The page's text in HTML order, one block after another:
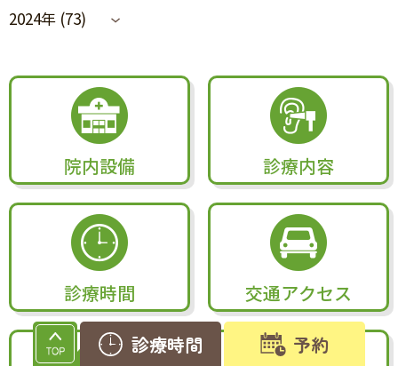
予約
診療時間
2024年 (73)
院内設備 診療内容
診療時間 交通アクセス